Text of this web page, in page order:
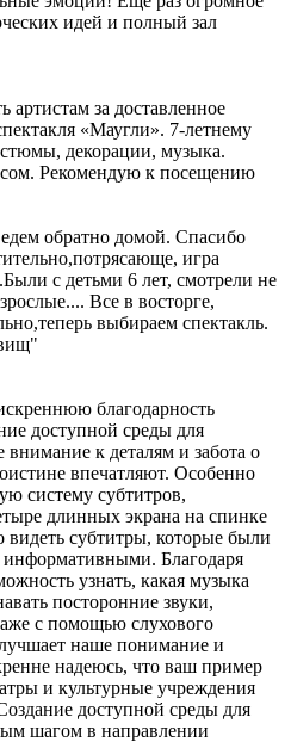
идей и полный зал
артистам за доставленное
«Маугли». 7-летнему
декорации, музыка.
Рекомендую к посещению
обратно домой. Спасибо
игра
с детьми 6 лет, смотрели не
Все в восторге,
выбираем спектакль.
благодарность
доступной среды для
к деталям и забота о
впечатляют. Особенно
систему субтитров,
длинных экрана на спинке
субтитры, которые были
Благодаря
узнать, какая музыка
посторонние звуки,
с помощью слухового
наше понимание и
надеюсь, что ваш пример
и культурные учреждения
доступной среды для
шагом в направлении